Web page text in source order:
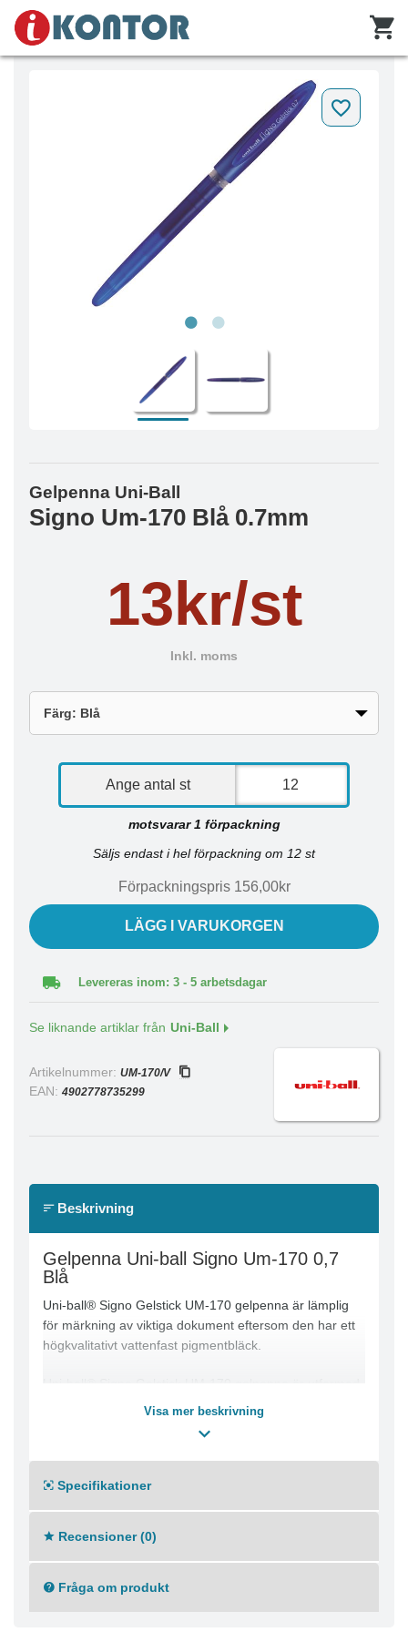
Gelpenna Uni-Ball
Signo Um-170 Blå 0.7mm
13kr/st
Inkl. moms
Ange antal st
motsvarar 1 förpackning
Säljs endast i hel förpackning om 12 st
Förpackningspris 156,00kr
LÄGG I VARUKORGEN
Levereras inom: 3 - 5 arbetsdagar
Se liknande artiklar från Uni-Ball
Artikelnummer: UM-170/V
EAN: 4902778735299
Beskrivning
Gelpenna Uni-ball Signo Um-170 0,7
Blå
Uni-ball® Signo Gelstick UM-170 gelpenna är lämplig
för märkning av viktiga dokument eftersom den har ett
högkvalitativt vattenfast pigmentbläck.
Uni-ball® Signo Gelstick UM-170 gelpenna är utformad
för flödande skrift och ger dig möjlighet att skriva med
sig ett tillförlitligt resultat som är lämpligt för viktigt samt
vardagligt skrivande. Dess ergonomiska pennkropp ger
Klickmekanism
Spetsbredd: 0,7 mm
Linjebredd: 0,4 mm
Visa mer beskrivning
Specifikationer
Recensioner (0)
Fråga om produkt